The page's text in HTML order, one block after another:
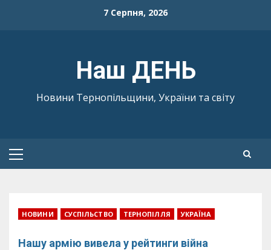
7 Серпня, 2026
Наш ДЕНЬ
Новини Тернопільщини, України та світу
Primary
НОВИНИ СУСПІЛЬСТВО ТЕРНОПІЛЛЯ УКРАЇНА
Нашу армію вивела у рейтинги війна